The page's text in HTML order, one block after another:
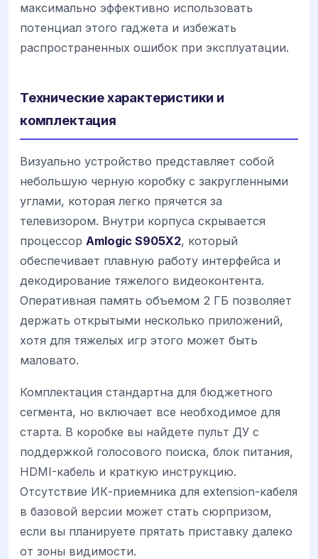
максимально эффективно использовать
потенциал этого гаджета и избежать
распространенных ошибок при эксплуатации.
Технические характеристики и
комплектация
Визуально устройство представляет собой
небольшую черную коробку с закругленными
углами, которая легко прячется за
телевизором. Внутри корпуса скрывается
процессор Amlogic S905X2, который
обеспечивает плавную работу интерфейса и
декодирование тяжелого видеоконтента.
Оперативная память объемом 2 ГБ позволяет
держать открытыми несколько приложений,
хотя для тяжелых игр этого может быть
маловато.
Комплектация стандартна для бюджетного
сегмента, но включает все необходимое для
старта. В коробке вы найдете пульт ДУ с
поддержкой голосового поиска, блок питания,
HDMI-кабель и краткую инструкцию.
Отсутствие ИК-приемника для extension-кабеля
в базовой версии может стать сюрпризом,
если вы планируете прятать приставку далеко
от зоны видимости.